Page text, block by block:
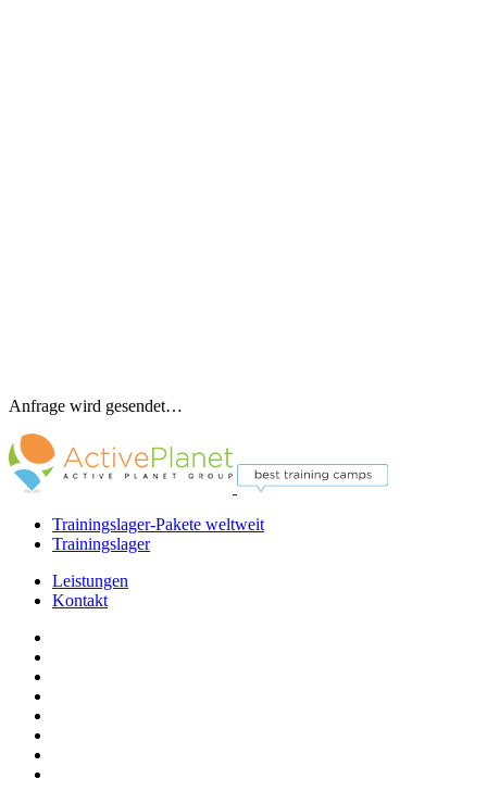
Anfrage wird gesendet…
Trainingslager-Pakete weltweit
Trainingslager
Leistungen
Kontakt